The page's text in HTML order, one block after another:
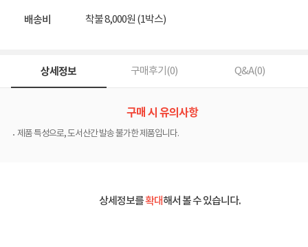
배송비 착불 8,000원 (1박스)
상세정보 구매후기(0) Q&A(0)
구매 시 유의사항
제품 특성으로, 도서산간 발송 불가한 제품입니다.
상세정보를확대해서 볼 수 있습니다.